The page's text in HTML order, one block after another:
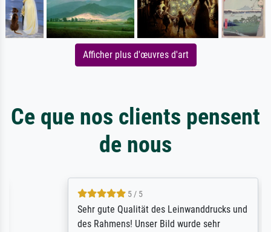
Afficher plus d'œuvres d'art
Ce que nos clients pensent
de nous
5 / 5
Sehr gute Qualität des Leinwanddrucks und
des Rahmens! Unser Bild wurde sehr